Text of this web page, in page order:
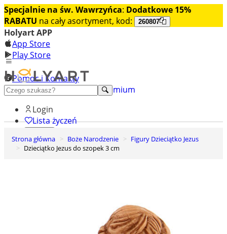
Specjalnie na św. Wawrzyńca: Dodatkowe 15%
RABATU na cały asortyment, kod: 260807
Holyart APP
App Store
Play Store
Pomoc i Kontakty
+48 222 922 860
Odkryj premium
Login
Lista życzeń
0
Koszyk
Strona główna Boże Narodzenie
Figury Dzieciątko Jezus
Dzieciątko Jezus do szopek 3 cm